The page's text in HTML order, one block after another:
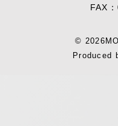
FAX
©
Produced